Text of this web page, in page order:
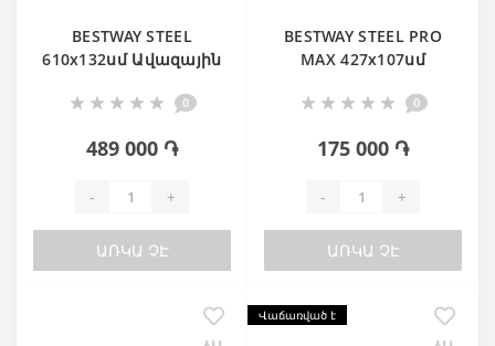
BESTWAY STEEL
610х132սմ Ավազային
0
489 000 ֏
- +
ԱՌԿԱ ՉԷ
BESTWAY STEEL PRO
MAX 427х107սմ
0
175 000 ֏
- +
ԱՌԿԱ ՉԷ
Վաճառված է